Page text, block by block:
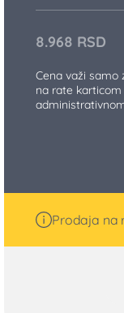
8.968 RSD
Cena važi samo
na rate karticom
Prodaja na